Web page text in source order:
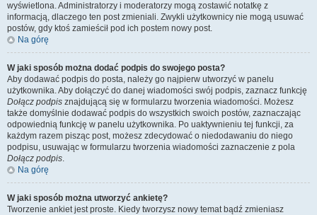
wyświetlona. Administratorzy i moderatorzy mogą zostawić notatkę z
informacją, dlaczego ten post zmieniali. Zwykli użytkownicy nie mogą usuwać
postów, gdy ktoś zamieścił pod ich postem nowy post.
Na górę
W jaki sposób można dodać podpis do swojego posta?
Aby dodawać podpis do posta, należy go najpierw utworzyć w panelu
użytkownika. Aby dołączyć do danej wiadomości swój podpis, zaznacz funkcję
Dołącz podpis znajdującą się w formularzu tworzenia wiadomości. Możesz
także domyślnie dodawać podpis do wszystkich swoich postów, zaznaczając
odpowiednią funkcję w panelu użytkownika. Po uaktywnieniu tej funkcji, za
każdym razem pisząc post, możesz zdecydować o niedodawaniu do niego
podpisu, usuwając w formularzu tworzenia wiadomości zaznaczenie z pola
Dołącz podpis.
Na górę
W jaki sposób można utworzyć ankietę?
Tworzenie ankiet jest proste. Kiedy tworzysz nowy temat bądź zmieniasz